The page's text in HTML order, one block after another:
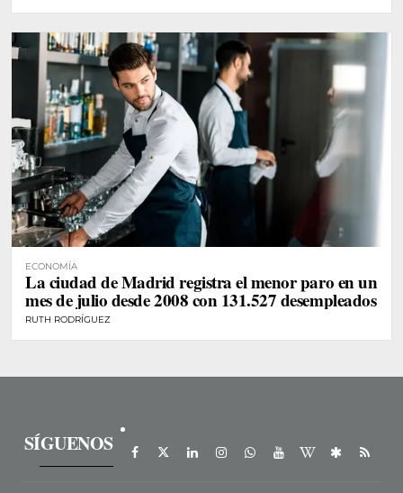
ECONOMÍA
La ciudad de Madrid registra el menor paro en un
mes de julio desde 2008 con 131.527 desempleados
RUTH RODRÍGUEZ
SÍGUENOS